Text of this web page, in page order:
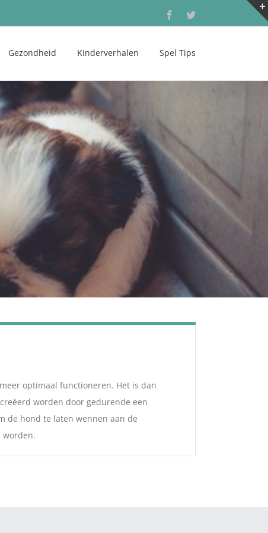
FacebookTwitter
Gezondheid Kinderverhalen Spel Tips
optimaal functioneren. Het is dan
worden door gedurende een
de hond te laten wennen aan de
worden.